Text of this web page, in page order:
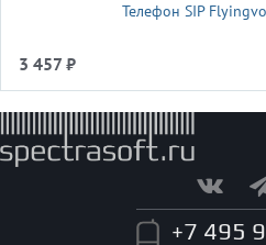
Телефон SIP
3 457 ₽
+7 495